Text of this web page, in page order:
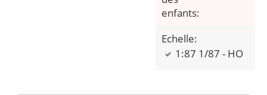
enfants:
Echelle:
1:87 1/87 - HO